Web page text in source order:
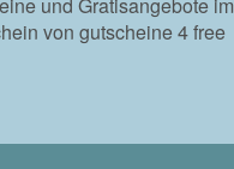
von gutscheine 4 free